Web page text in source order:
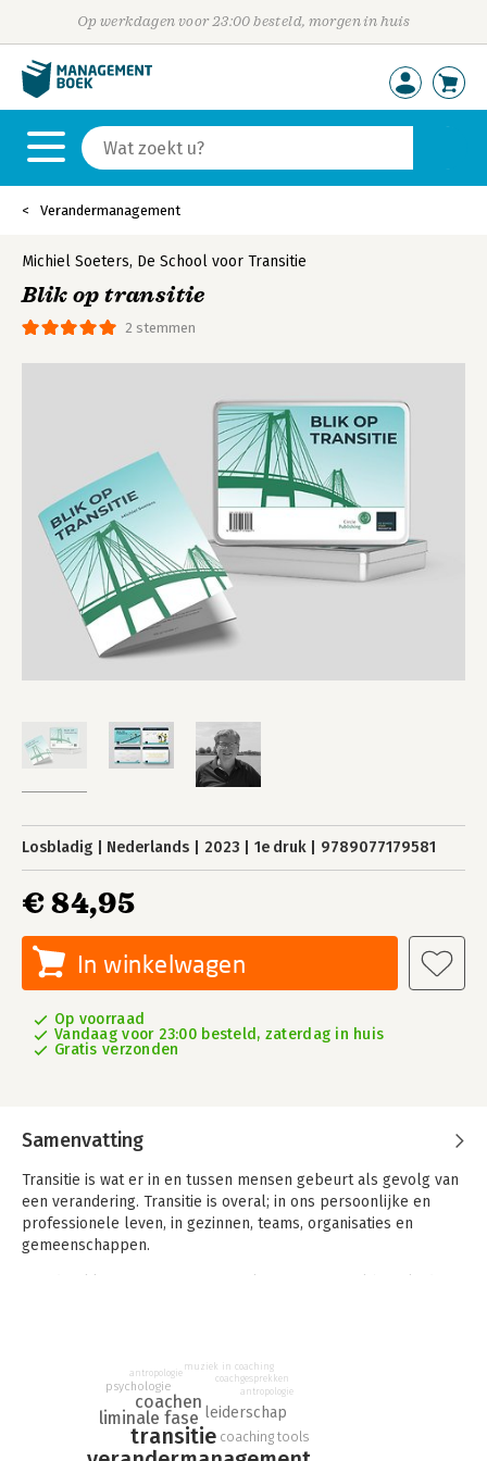
Op werkdagen voor 23:00 besteld, morgen in huis
Verandermanagement
2 stemmen
Michiel Soeters, De School voor Transitie
Blik op transitie
Losbladig Nederlands 2023 1e druk 9789077179581
€ 84,95
In winkelwagen
Op voorraad
Vandaag voor 23:00 besteld, zaterdag in huis
Gratis verzonden
Samenvatting
Transitie is wat er in en tussen mensen gebeurt als gevolg van
een verandering. Transitie is overal; in ons persoonlijke en
professionele leven, in gezinnen, teams, organisaties en
gemeenschappen.
De 52 helder vormgegeven kaarten helpen je cliënt,
medewerker of team inzicht in persoonlijke of professionele
leiderschapsthematiek te verkrijgen. Ze gaan vergezeld van
transitie
liminale fase
coachen
leiderschap
coaching tools
psychologie
antropologie
muziek in coaching
coachgesprekken
antropologie